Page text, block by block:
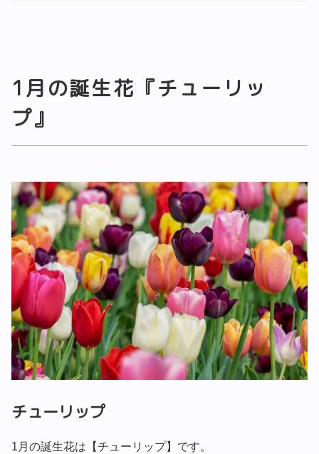
1月の誕生花『チューリッ
プ』
チューリップ
1月の誕生花は【チューリップ】です。